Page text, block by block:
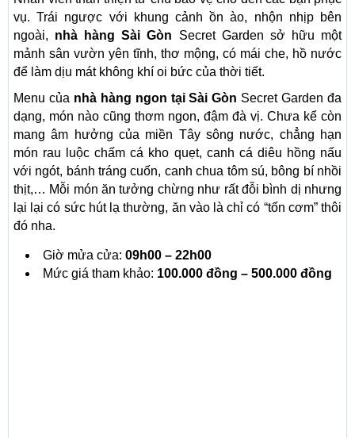
vụ. Trái ngược với khung cảnh ồn ào, nhộn nhịp bên
ngoài, nhà hàng Sài Gòn Secret Garden sở hữu một
mảnh sân vườn yên tĩnh, thơ mộng, có mái che, hồ nước
để làm dịu mát không khí oi bức của thời tiết.
Menu của nhà hàng ngon tại Sài Gòn Secret Garden đa
dạng, món nào cũng thơm ngon, đậm đà vị. Chưa kể còn
mang âm hưởng của miền Tây sông nước, chẳng hạn
món rau luộc chấm cá kho quẹt, canh cá diêu hồng nấu
với ngót, bánh tráng cuốn, canh chua tôm sú, bông bí nhồi
thịt,… Mỗi món ăn tưởng chừng như rất đỗi bình dị nhưng
lại lại có sức hút lạ thường, ăn vào là chỉ có “tốn cơm” thôi
đó nha.
Giờ mửa cửa: 09h00 – 22h00
Mức giá tham khảo: 100.000 đồng – 500.000 đồng